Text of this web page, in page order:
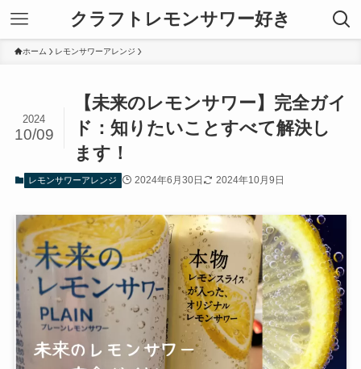
クラフトレモンサワー好き
ホーム レモンサワーアレンジ
【未来のレモンサワー】完全ガイ
ド：知りたいことすべて解決し
ます！
2024
10/09
レモンサワーアレンジ 2024年6月30日 2024年10月9日